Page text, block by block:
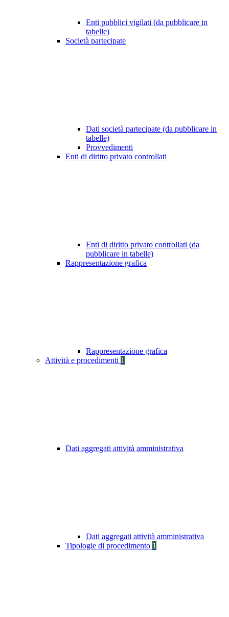
Enti pubblici vigilati (da pubblicare in
tabelle)
Società partecipate
Dati società partecipate (da pubblicare in
tabelle)
Provvedimenti
Enti di diritto privato controllati
Enti di diritto privato controllati (da
pubblicare in tabelle)
Rappresentazione grafica
Rappresentazione grafica
Attività e procedimenti 1
Dati aggregati attività amministrativa
Dati aggregati attività amministrativa
Tipologie di procedimento 1